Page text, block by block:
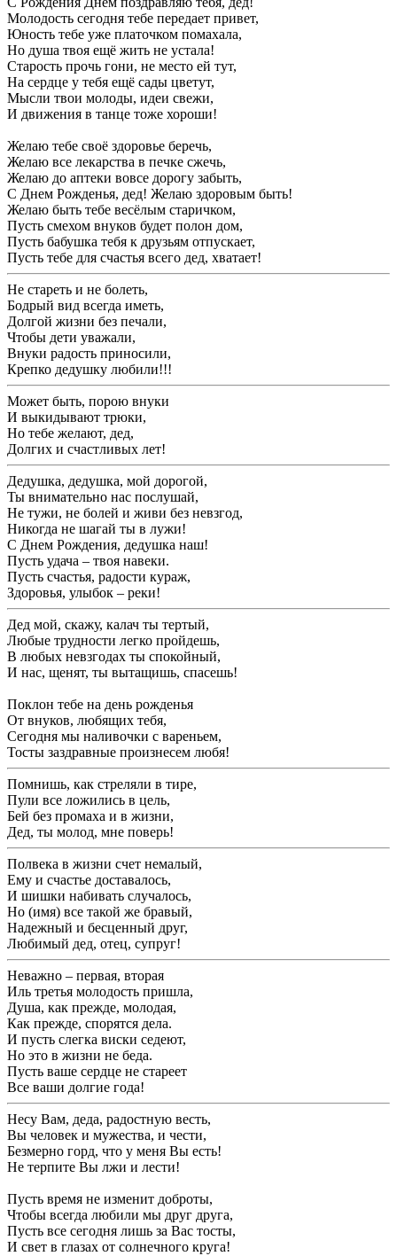
Молодость сегодня тебе передает привет,
Юность тебе уже платочком помахала,
Но душа твоя ещё жить не устала!
Старость прочь гони, не место ей тут,
На сердце у тебя ещё сады цветут,
Мысли твои молоды, идеи свежи,
И движения в танце тоже хороши!
Желаю тебе своё здоровье беречь,
Желаю все лекарства в печке сжечь,
Желаю до аптеки вовсе дорогу забыть,
С Днем Рожденья, дед! Желаю здоровым быть!
Желаю быть тебе весёлым старичком,
Пусть смехом внуков будет полон дом,
Пусть бабушка тебя к друзьям отпускает,
Пусть тебе для счастья всего дед, хватает!
Не стареть и не болеть,
Бодрый вид всегда иметь,
Долгой жизни без печали,
Чтобы дети уважали,
Внуки радость приносили,
Крепко дедушку любили!!!
Может быть, порою внуки
И выкидывают трюки,
Но тебе желают, дед,
Долгих и счастливых лет!
Дедушка, дедушка, мой дорогой,
Ты внимательно нас послушай,
Не тужи, не болей и живи без невзгод,
Никогда не шагай ты в лужи!
С Днем Рождения, дедушка наш!
Пусть удача – твоя навеки.
Пусть счастья, радости кураж,
Здоровья, улыбок – реки!
Дед мой, скажу, калач ты тертый,
Любые трудности легко пройдешь,
В любых невзгодах ты спокойный,
И нас, щенят, ты вытащишь, спасешь!
Поклон тебе на день рожденья
От внуков, любящих тебя,
Сегодня мы наливочки с вареньем,
Тосты заздравные произнесем любя!
Помнишь, как стреляли в тире,
Пули все ложились в цель,
Бей без промаха и в жизни,
Дед, ты молод, мне поверь!
Полвека в жизни счет немалый,
Ему и счастье доставалось,
И шишки набивать случалось,
Но (имя) все такой же бравый,
Надежный и бесценный друг,
Любимый дед, отец, супруг!
Неважно – первая, вторая
Иль третья молодость пришла,
Душа, как прежде, молодая,
Как прежде, спорятся дела.
И пусть слегка виски седеют,
Но это в жизни не беда.
Пусть ваше сердце не стареет
Все ваши долгие года!
Несу Вам, деда, радостную весть,
Вы человек и мужества, и чести,
Безмерно горд, что у меня Вы есть!
Не терпите Вы лжи и лести!
Пусть время не изменит доброты,
Чтобы всегда любили мы друг друга,
Пусть все сегодня лишь за Вас тосты,
И свет в глазах от солнечного круга!